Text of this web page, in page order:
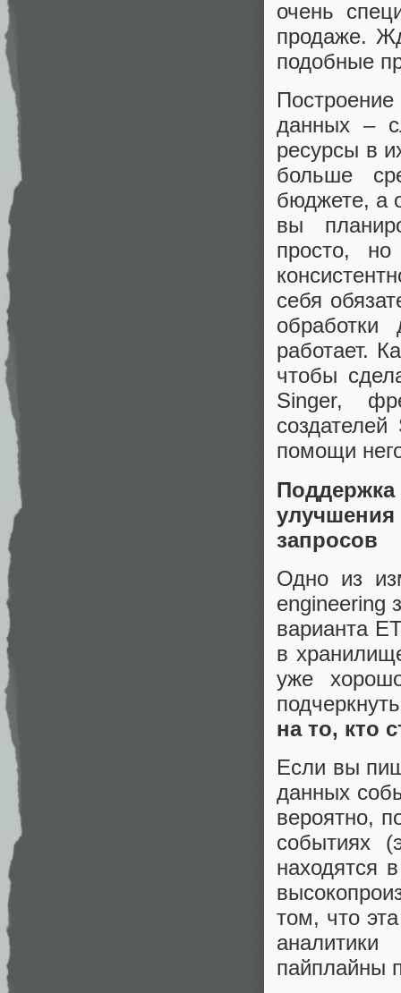
очень
продаже.
подобные
данных –
ресурсы в
больше
бюджете, а
вы
просто,
себя
работает.
чтобы
Singer,
помощи
улучшения
запросов
Одно из
engineering
варианта
в
уже
на то, кто
Если вы
данных
вероятно,
событиях
находятся
том, что
пайплайны